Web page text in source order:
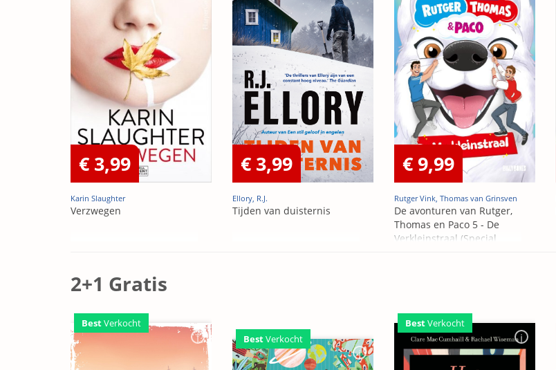
€ 3,99
Karin Slaughter
Verzwegen
€ 3,99
Ellory, R.J.
Tijden van duisternis
€ 9,99
Rutger Vink, Thomas van Grinsven
De avonturen van Rutger,
Thomas en Paco 5 - De
Verkleinstraal (Special
2+1 Gratis
BestVerkocht
BestVerkocht
BestVerkocht